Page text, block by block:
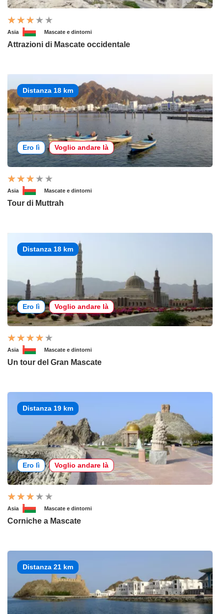
Asia Mascate e dintorni
Attrazioni di Mascate occidentale
Distanza 18 km
Ero lì Voglio andare là
Asia Mascate e dintorni
Tour di Muttrah
Distanza 18 km
Ero lì Voglio andare là
Asia Mascate e dintorni
Un tour del Gran Mascate
Distanza 19 km
Ero lì Voglio andare là
Asia Mascate e dintorni
Corniche a Mascate
Distanza 21 km